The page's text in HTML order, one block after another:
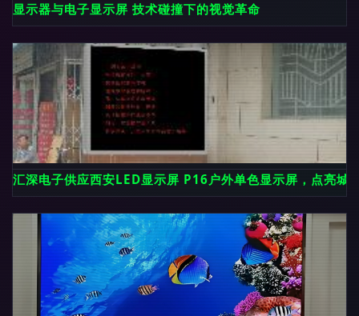
显示器与电子显示屏 技术碰撞下的视觉革命
汇深电子供应西安LED显示屏 P16户外单色显示屏，点亮城